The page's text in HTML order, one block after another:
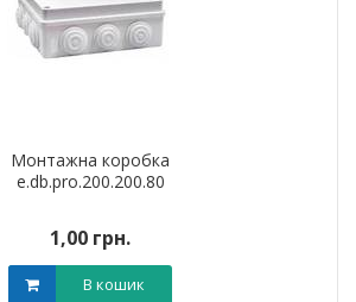
Монтажна коробка
e.db.pro.200.200.80
1,00 грн.
В кошик